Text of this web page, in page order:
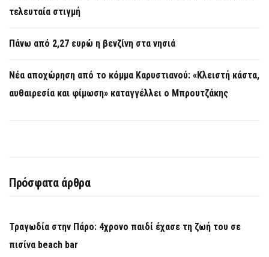
τελευταία στιγμή
Πάνω από 2,27 ευρώ η βενζίνη στα νησιά
Νέα αποχώρηση από το κόμμα Καρυστιανού: «Κλειστή κάστα,
αυθαιρεσία και φίμωση» καταγγέλλει ο Μπρουτζάκης
Πρόσφατα άρθρα
Τραγωδία στην Πάρο: 4χρονο παιδί έχασε τη ζωή του σε
πισίνα beach bar